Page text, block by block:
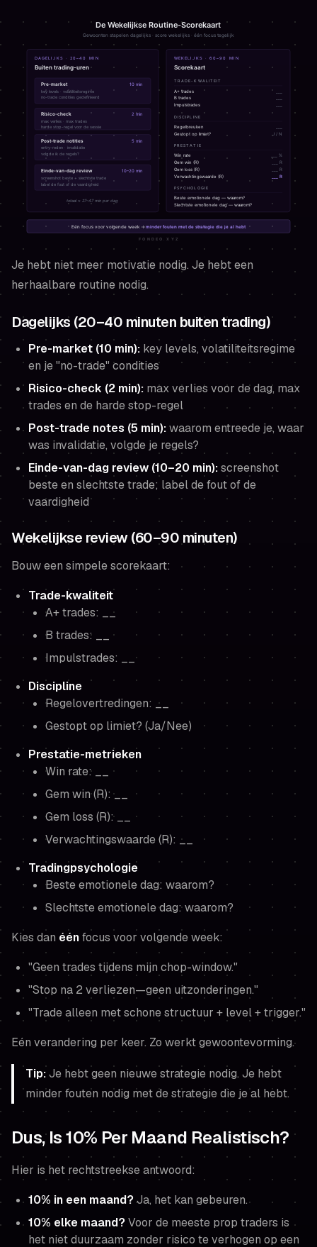
Je hebt niet meer motivatie nodig. Je hebt een
herhaalbare routine nodig.
Dagelijks (20–40 minuten buiten trading)
Pre-market (10 min): key levels, volatiliteitsregime
en je "no-trade" condities
Risico-check (2 min): max verlies voor de dag, max
trades en de harde stop-regel
Post-trade notes (5 min):waarom entreede je, waar
was invalidatie, volgde je regels?
Einde-van-dag review (10–20 min):screenshot
beste en slechtste trade; label de fout of de
vaardigheid
Wekelijkse review (60–90 minuten)
Bouw een simpele scorekaart:
Trade-kwaliteit
A+ trades: __
B trades: __
Impulstrades: __
Discipline
Regelovertredingen: __
Gestopt op limiet? (Ja/Nee)
Prestatie-metrieken
Win rate: __
Gem win (R): __
Gem loss (R): __
Verwachtingswaarde (R): __
Tradingpsychologie
Beste emotionele dag: waarom?
Slechtste emotionele dag: waarom?
Kies dan éénfocus voor volgende week:
"Geen trades tijdens mijn chop-window."
"Stop na 2 verliezen—geen uitzonderingen."
"Trade alleen met schone structuur + level + trigger."
Eén verandering per keer. Zo werkt gewoontevorming.
Tip:Je hebt geen nieuwe strategie nodig. Je hebt
minder fouten nodig met de strategie die je al hebt.
Dus, Is 10% Per Maand Realistisch?
Hier is het rechtstreekse antwoord:
10% in een maand?Ja, het kan gebeuren.
10% elke maand? Voor de meeste prop traders is
het niet duurzaam zonder risico te verhogen op een